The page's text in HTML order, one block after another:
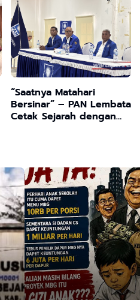
APH Turun Tangan
“Saatnya Matahari
Bersinar” – PAN Lembata
Cetak Sejarah dengan